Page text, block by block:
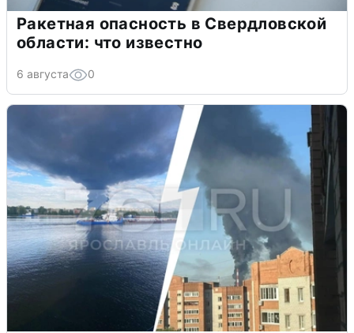
Ракетная опасность в Свердловской
области: что известно
6 августа 0